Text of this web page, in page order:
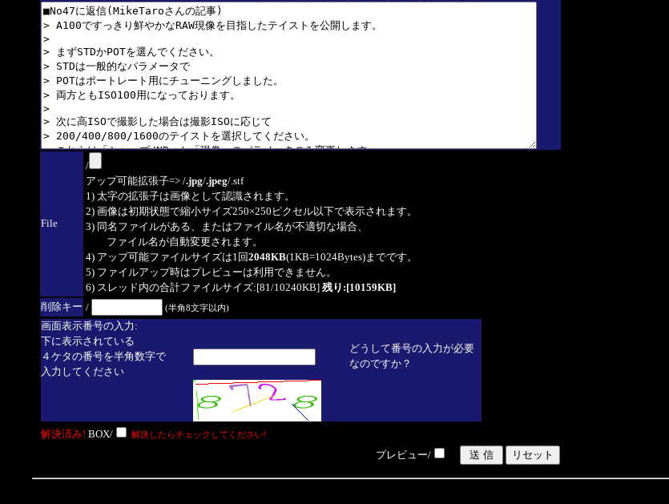
File
/
アップ可能拡張子=> /.jpg/.jpeg/.stf
1) 太字の拡張子は画像として認識されます。
2) 画像は初期状態で縮小サイズ250×250ピクセル以下で表示されます。
3) 同名ファイルがある、またはファイル名が不適切な場合、
ファイル名が自動変更されます。
4) アップ可能ファイルサイズは1回2048KB(1KB=1024Bytes)までです。
5) ファイルアップ時はプレビューは利用できません。
6) スレッド内の合計ファイルサイズ:[81/10240KB] 残り:[10159KB]
削除キー / (半角8文字以内)
画面表示番号の入力:
下に表示されている
４ケタの番号を半角数字で
入力してください
どうして番号の入力が必要
なのですか？
解決済み! BOX/ 解決したらチェックしてください!
プレビュー/